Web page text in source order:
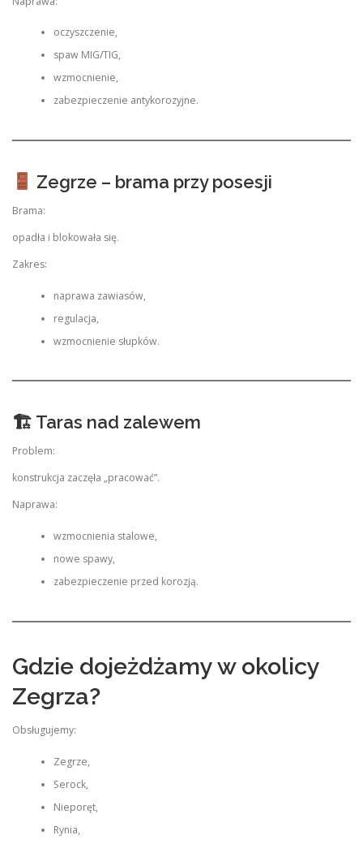
oczyszczenie,
spaw MIG/TIG,
wzmocnienie,
zabezpieczenie antykorozyjne.
Zegrze – brama przy posesji
Brama:
opadła i blokowała się.
Zakres:
naprawa zawiasów,
regulacja,
wzmocnienie słupków.
🏗 Taras nad zalewem
Problem:
konstrukcja zaczęła „pracować”.
Naprawa:
wzmocnienia stalowe,
nowe spawy,
zabezpieczenie przed korozją.
Gdzie dojeżdżamy w okolicy
Zegrza?
Obsługujemy:
Zegrze,
Serock,
Nieporęt,
Rynia,